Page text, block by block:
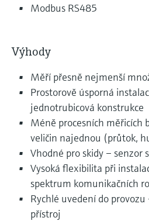
Modbus RS485
Výhody
Měří přesně nejmenší
Prostorově úsporná
jednotrubicová konstrukce
Méně procesních měřicích
veličin najednou (průtok,
Vhodné pro skidy – senzor
Vysoká flexibilita při
spektrum komunikačních
Rychlé uvedení do
přístroj